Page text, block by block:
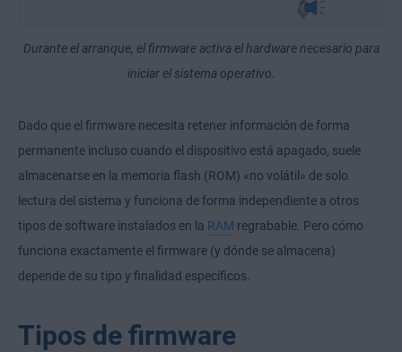
Durante el arranque, el firmware activa el hardware necesario para
iniciar el sistema operativo.
Dado que el firmware necesita retener información de forma
permanente incluso cuando el dispositivo está apagado, suele
almacenarse en la memoria flash (ROM) «no volátil» de solo
lectura del sistema y funciona de forma independiente a otros
tipos de software instalados en la RAM regrabable. Pero cómo
funciona exactamente el firmware (y dónde se almacena)
depende de su tipo y finalidad específicos.
Tipos de firmware